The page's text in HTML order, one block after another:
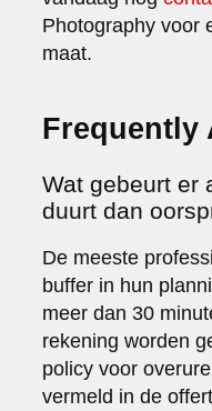
Photography voor
maat.
Frequently
Wat gebeurt er
duurt dan
De meeste
buffer in hun
meer dan 30
rekening worden
policy voor
vermeld in de